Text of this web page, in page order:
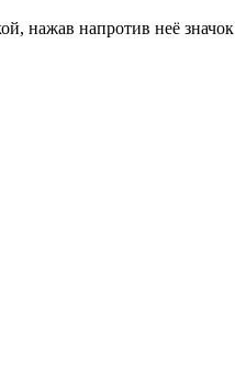
нажав напротив неё значок